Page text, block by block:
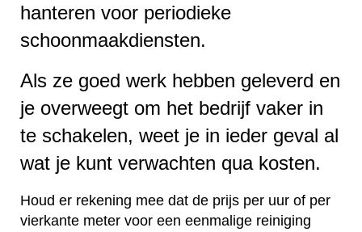
hanteren voor periodieke
schoonmaakdiensten.
Als ze goed werk hebben geleverd en
je overweegt om het bedrijf vaker in
te schakelen, weet je in ieder geval al
wat je kunt verwachten qua kosten.
Houd er rekening mee dat de prijs per uur of per
vierkante meter voor een eenmalige reiniging